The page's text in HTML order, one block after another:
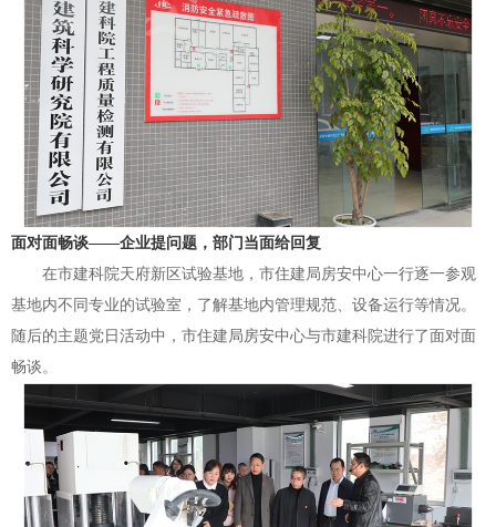
面对面畅谈——企业提问题，部门当面给回复
在市建科院天府新区试验基地，市住建局房安中心一行逐一参观
基地内不同专业的试验室，了解基地内管理规范、设备运行等情况。
随后的主题党日活动中，市住建局房安中心与市建科院进行了面对面
畅谈。